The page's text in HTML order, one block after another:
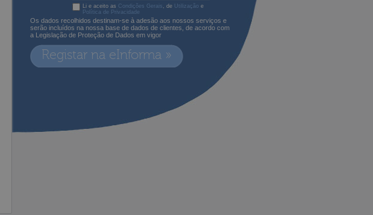
Li e aceito as Condições Gerais , de Utilização e
Política de Privacidade
Os dados recolhidos destinam-se à adesão aos nossos serviços e
serão incluídos na nossa base de dados de clientes, de acordo com
a Legislação de Proteção de Dados em vigor
Registar na eInforma »